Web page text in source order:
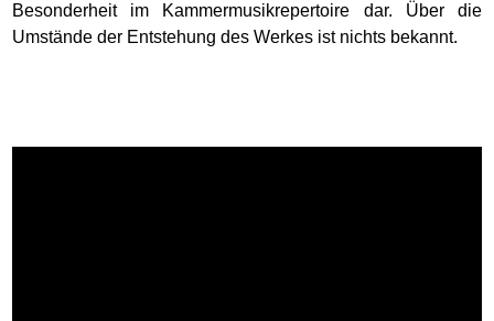
Besonderheit im Kammermusikrepertoire dar. Über die
Umstände der Entstehung des Werkes ist nichts bekannt.